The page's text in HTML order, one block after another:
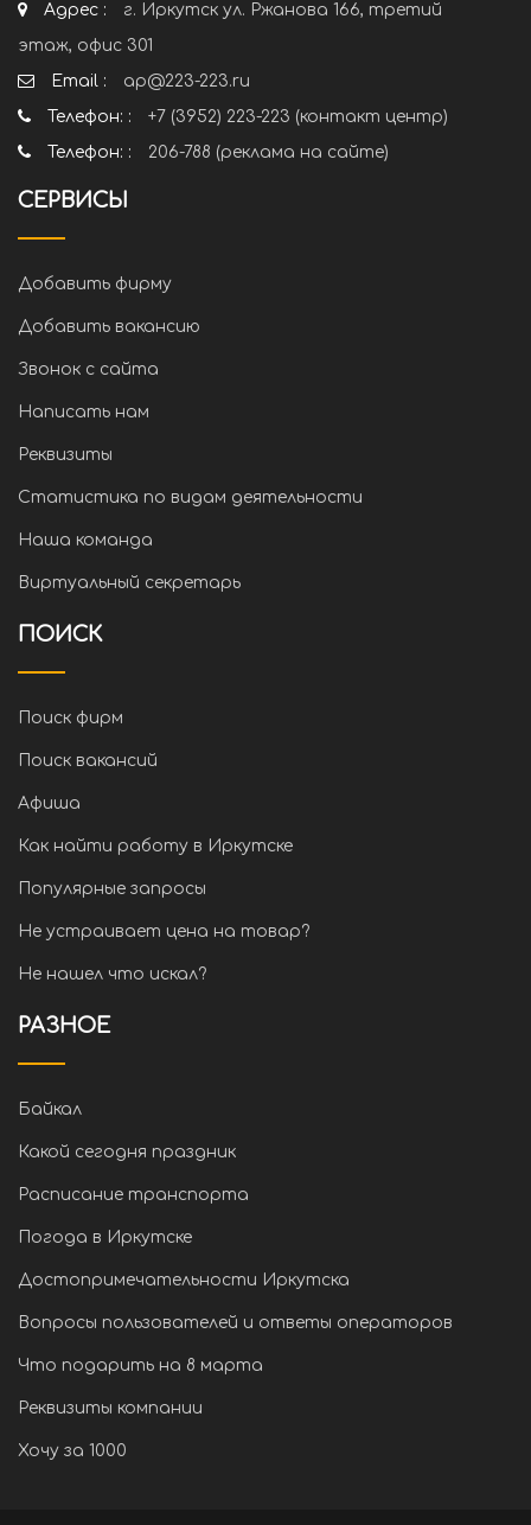
Адрес :
г. Иркутск ул. Ржанова 166, третий
этаж, офис 301
Email :
ap@223-223.ru
Телефон: :
+7 (3952) 223-223 (контакт центр)
Телефон: :
206-788 (реклама на сайте)
СЕРВИСЫ
Добавить фирму
Добавить вакансию
Звонок с сайта
Написать нам
Реквизиты
Статистика по видам деятельности
Наша команда
Виртуальный секретарь
ПОИСК
Поиск фирм
Поиск вакансий
Афиша
Как найти работу в Иркутске
Популярные запросы
Не устраивает цена на товар?
Не нашел что искал?
РАЗНОЕ
Байкал
Какой сегодня праздник
Расписание транспорта
Погода в Иркутске
Достопримечательности Иркутска
Вопросы пользователей и ответы операторов
Что подарить на 8 марта
Реквизиты компании
Хочу за 1000